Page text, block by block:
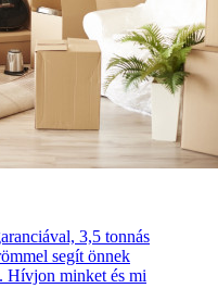
3,5 tonnás
segít önnek
Hívjon minket és mi